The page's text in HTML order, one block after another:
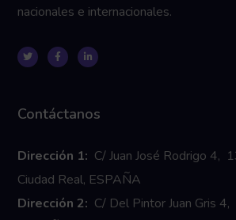
nacionales e internacionales.
Contáctanos
Dirección 1: C/ Juan José Rodrigo 4,
Ciudad Real, ESPAÑA
Dirección 2: C/ Del Pintor Juan Gris